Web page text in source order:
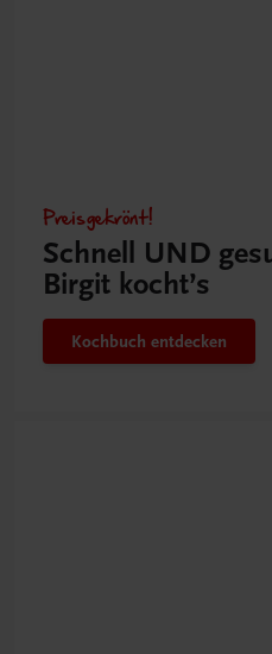
Preisgekrönt!
Schnell UND
Birgit kocht’s
Kochbuch entdecken